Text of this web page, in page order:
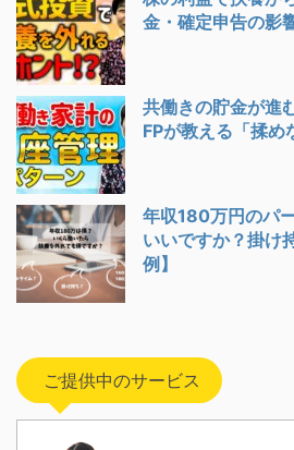
金・確定申告の影
共働きの貯金が進
FPが教える「揉め
年収180万円のパ
いいですか？掛け
例】
ご提供中のサービス